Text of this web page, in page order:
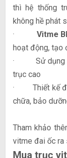
thì hệ thống
không hề phát
· Vitme
hoạt động, tạo
· Sử dụng
trục cao
· Thiết kế
chữa, bảo
Tham khảo
vitme đai ốc ra
Mua trục